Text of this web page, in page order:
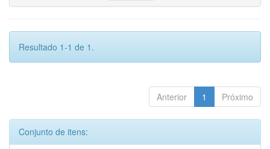
Resultado 1-1 de 1.
Anterior 1 Próximo
Conjunto de itens: